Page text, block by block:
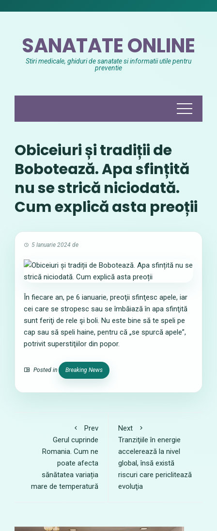
SANATATE ONLINE
Stiri medicale, ghiduri de sanatate si informatii utile pentru
preventie
Obiceiuri și tradiții de
Bobotează. Apa sfințită
nu se strică niciodată.
Cum explică asta preoții
5 Ianuarie 2024 de
În fiecare an, pe 6 ianuarie, preoţii sfinţesc apele, iar
cei care se stropesc sau se îmbăiază în apa sfinţită
sunt feriţi de rele şi boli. Nu este bine să te speli pe
cap sau să speli haine, pentru că „se spurcă apele”,
potrivit superstiţiilor din popor.
Posted in Breaking News
Prev
Gerul cuprinde
Romania. Cum ne
poate afecta
sănătatea variația
mare de temperatură
Next
Tranziţiile în energie
accelerează la nivel
global, însă există
riscuri care periclitează
evoluţia